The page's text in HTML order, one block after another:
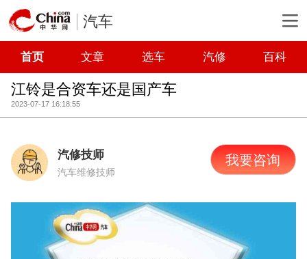
汽车
首页 文章 选车 汽修 百科
江铃是合资车还是国产车
2023-07-17 16:18:55
汽修技师
汽车维修技师
我要咨询